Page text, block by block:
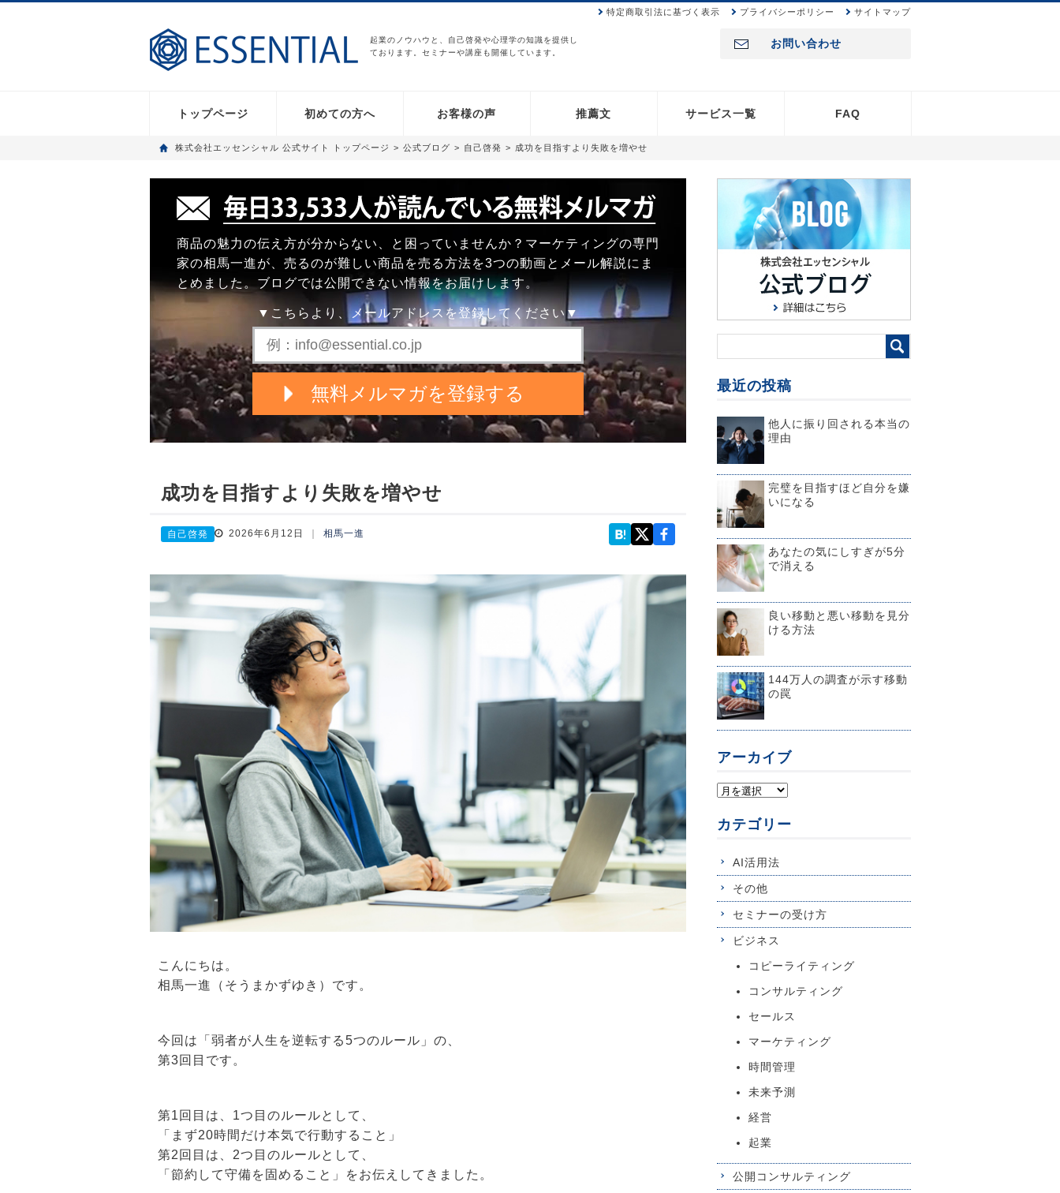
起業のノウハウと、自己啓発や心理学の知識を提供し
ております。セミナーや講座も開催しています。
特定商取引法に基づく表示 プライバシーポリシー サイトマップ
お問い合わせ
トップページ 初めての方へ お客様の声 推薦文 サービス一覧 FAQ
株式会社エッセンシャル 公式サイト トップページ > 公式ブログ > 自己啓発 > 成功を目指すより失敗を増やせ
商品の魅力の伝え方が分からない、と困っていませんか？マーケティングの専門
家の相馬一進が、売るのが難しい商品を売る方法を3つの動画とメール解説にま
とめました。ブログでは公開できない情報をお届けします。
▼こちらより、メールアドレスを登録してください▼
成功を目指すより失敗を増やせ
自己啓発 2026年6月12日 相馬一進
こんにちは。
相馬一進（そうまかずゆき）です。
今回は「弱者が人生を逆転する5つのルール」の、
第3回目です。
第1回目は、1つ目のルールとして、
「まず20時間だけ本気で行動すること」
第2回目は、2つ目のルールとして、
「節約して守備を固めること」をお伝えしてきました。
最近の投稿
他人に振り回される本当の
理由
完璧を目指すほど自分を嫌
いになる
あなたの気にしすぎが5分
で消える
良い移動と悪い移動を見分
ける方法
144万人の調査が示す移動
の罠
アーカイブ
カテゴリー
AI活用法
その他
セミナーの受け方
ビジネス
コピーライティング
コンサルティング
セールス
マーケティング
時間管理
未来予測
経営
起業
公開コンサルティング